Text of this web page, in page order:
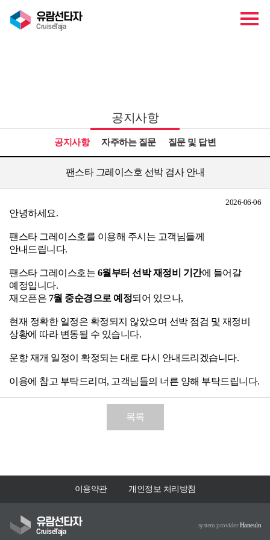
유람선타자
CruiseTaja
공지사항
공지사항 자주하는 질문 질문 및 답변
팬스타 그레이스호 선박 검사 안내
2026-06-06
안녕하세요.
팬스타 그레이스호를 이용해 주시는 고객님들께
안내드립니다.
팬스타 그레이스호는 6월부터 선박 재정비 기간에 들어갈
예정입니다.
재오픈은 7월 중순경으로 예정되어 있으나,
현재 정확한 일정은 확정되지 않았으며 선박 점검 및 재정비
상황에 따라 변동될 수 있습니다.
운항 재개 일정이 확정되는 대로 다시 안내드리겠습니다.
이용에 참고 부탁드리며, 고객님들의 너른 양해 부탁드립니다.
목록
이용약관 개인정보 처리방침
유람선타자
CruiseTaja
system providerHaneuln